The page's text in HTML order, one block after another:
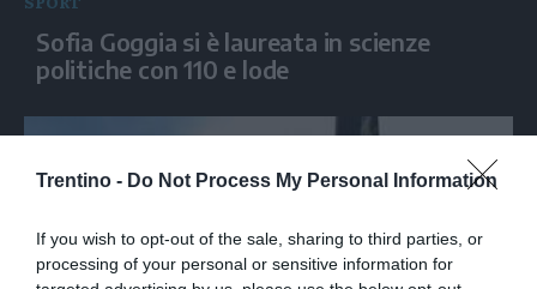
Trentino - Do Not Process My Personal Information
If you wish to opt-out of the sale, sharing to third parties, or
processing of your personal or sensitive information for
Sofia Goggia si è laureata in scienze
politiche con 110 e lode